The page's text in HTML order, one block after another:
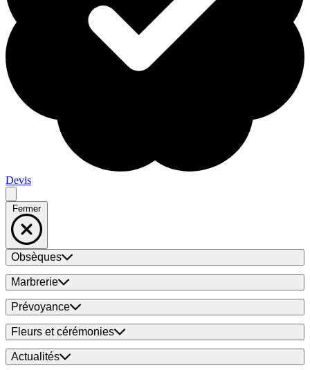
Devis
Fermer
Obsèques
Marbrerie
Prévoyance
Fleurs et cérémonies
Actualités